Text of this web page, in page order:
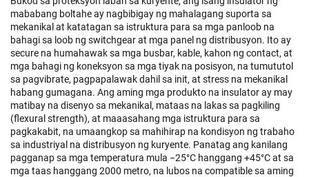
mababang boltahe ay nagbibigay ng mahalagang suporta sa
mekanikal at katatagan sa istruktura para sa mga panloob na
bahagi sa loob ng switchgear at mga panel ng distribusyon. Ito ay
secure na humahawak sa mga busbar, kable, kahon ng contact, at
mga bahagi ng koneksyon sa mga tiyak na posisyon, na tumututol
sa pagvibrate, pagpapalawak dahil sa init, at stress na mekanikal
habang gumagana. Ang aming mga produkto na insulator ay may
matibay na disenyo sa mekanikal, mataas na lakas sa pagkiling
(flexural strength), at maaasahang mga istruktura para sa
pagkakabit, na umaangkop sa mahihirap na kondisyon ng trabaho
sa industriyal na distribusyon ng kuryente. Panatag ang kanilang
pagganap sa mga temperatura mula −25°C hanggang +45°C at sa
mga taas hanggang 2000 metro, na lubos na compatible sa aming